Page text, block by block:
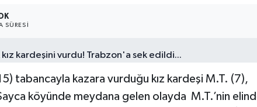
DK
SÜRESI
tabancayla kazara vurduğu kız kardeşi M.T. (7),
köyünde meydana gelen olayda M.T.’nin